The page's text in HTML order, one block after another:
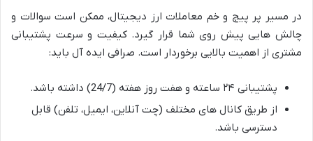
در مسیر پر پیچ و خم معاملات ارز دیجیتال، ممکن است سوالات و
چالش هایی پیش روی شما قرار گیرد. کیفیت و سرعت پشتیبانی
مشتری از اهمیت بالایی برخوردار است. صرافی ایده آل باید:
پشتیبانی ۲۴ ساعته و هفت روز هفته (24/7) داشته باشد.
از طریق کانال های مختلف (چت آنلاین، ایمیل، تلفن) قابل
دسترسی باشد.